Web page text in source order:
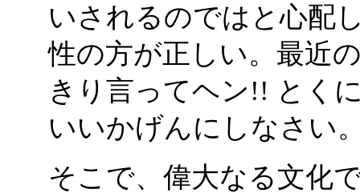
いされるのではと心配
性の方が正しい。最近
きり言ってヘン!! とく
いいかげんにしなさい
そこで、偉大なる文化